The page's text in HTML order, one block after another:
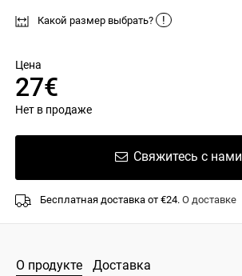
Какой размер выбрать? !
Цена
27€
Нет в продаже
Свяжитесь с нами
Бесплатная доставка от €24. О доставке
О продукте Доставка